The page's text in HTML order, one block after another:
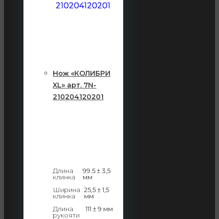
Нож «КОЛИБРИ
XL» арт. 7N-
210204120201
Длина
клинка
99.5 ± 3,5
мм
Ширина
клинка
25,5 ± 1,5
мм
Длина
рукояти
111 ± 9 мм